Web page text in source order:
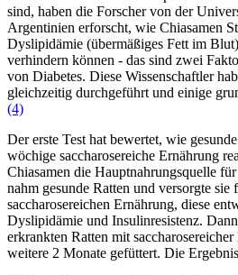
sind, haben die Forscher von der
Argentinien erforscht, wie Chiasamen
Dyslipidämie (übermäßiges Fett im
verhindern können - das sind zwei
von Diabetes. Diese Wissenschaftler
gleichzeitig durchgeführt und einige
(4)
Der erste Test hat bewertet, wie
wöchige saccharosereiche Ernährung
Chiasamen die Hauptnahrungsquelle
nahm gesunde Ratten und versorgte
saccharosereichen Ernährung, diese
Dyslipidämie und Insulinresistenz.
erkrankten Ratten mit
weitere 2 Monate gefüttert. Die